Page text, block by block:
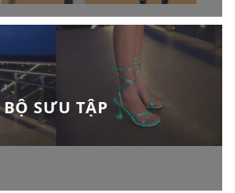
BỘ SƯU TẬP